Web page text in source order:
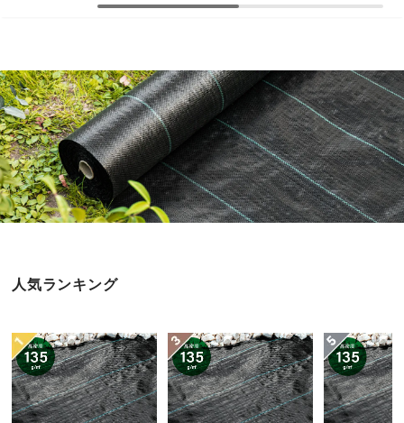
ア
イ
テ
ム
最
近
ッ
た
ア
イ
テ
CATEGORY
防草シート
人気ランキング